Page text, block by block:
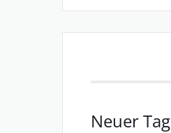
Neuer Tag